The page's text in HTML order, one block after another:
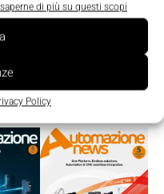
saperne di più su questi scopi
Policy